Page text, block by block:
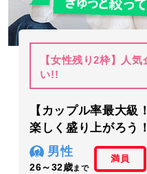
【女性残り2枠】人
い!!
【カップル率最大級
楽しく盛り上がろう！
男性
26～32歳まで
満員